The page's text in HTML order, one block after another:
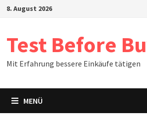
Zum8. August 2026
Test Before
Mit Erfahrung bessere Einkäufe tätigen
MENÜ